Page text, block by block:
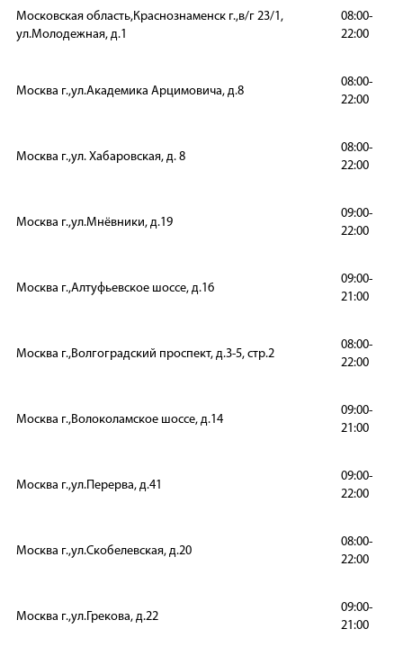
Московская область,Краснознаменск г.,в/г 23/1,
ул.Молодежная, д.1
08:00-
22:00
Москва г.,ул.Академика Арцимовича, д.8
08:00-
22:00
Москва г.,ул. Хабаровская, д. 8
08:00-
22:00
Москва г.,ул.Мнёвники, д.19
09:00-
22:00
Москва г.,Алтуфьевское шоссе, д.16
09:00-
21:00
Москва г.,Волгоградский проспект, д.3-5, стр.2
08:00-
22:00
Москва г.,Волоколамское шоссе, д.14
09:00-
21:00
Москва г.,ул.Перерва, д.41
09:00-
22:00
Москва г.,ул.Скобелевская, д.20
08:00-
22:00
Москва г.,ул.Грекова, д.22
09:00-
21:00